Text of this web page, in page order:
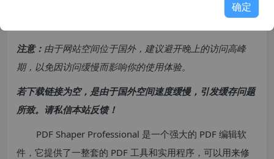
注意： 由于网站空间位于国外，建议避开晚上的访问高峰
期，以免因访问缓慢而影响你的使用体验。
若下载链接为空，是由于国外空间速度缓慢，引发缓存问题
所致。请私信本站反馈！
PDF Shaper Professional 是一个强大的 PDF 编辑软
件，它提供了一整套的 PDF 工具和实用程序，可以用来修
确定